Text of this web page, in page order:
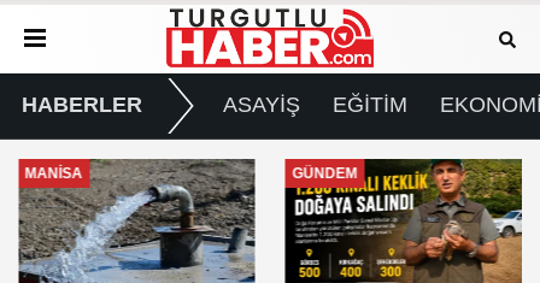
HABERLER ASAYİŞ EĞİTİM
MANİSA GÜNDEM